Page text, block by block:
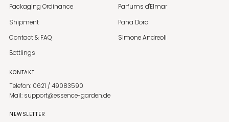
Packaging Ordinance
Shipment
Contact & FAQ
Bottlings
Parfums d'Elmar
Pana Dora
Simone Andreoli
KONTAKT
Telefon: 0621 / 49083590
Mail: support@essence-garden.de
NEWSLETTER